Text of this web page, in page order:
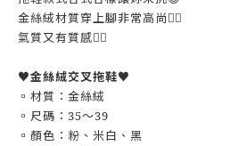
金絲絨材質穿上腳非常高尚👍🏼
氣質又有質感👍🏼
♥️金絲絨交叉拖鞋♥️
▫️材質：金絲絨
▫️尺碼：35～39
▫️顏色：粉、米白、黑